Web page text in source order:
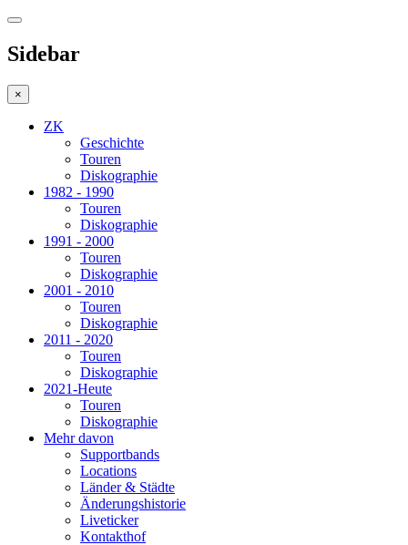
Sidebar
×
ZK
Geschichte
Touren
Diskographie
1982 - 1990
Touren
Diskographie
1991 - 2000
Touren
Diskographie
2001 - 2010
Touren
Diskographie
2011 - 2020
Touren
Diskographie
2021-Heute
Touren
Diskographie
Mehr davon
Supportbands
Locations
Länder & Städte
Änderungshistorie
Liveticker
Kontakthof